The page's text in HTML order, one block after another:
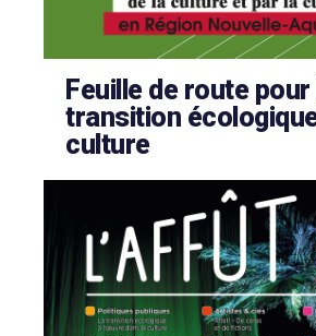
Feuille de route pour
transition
culture